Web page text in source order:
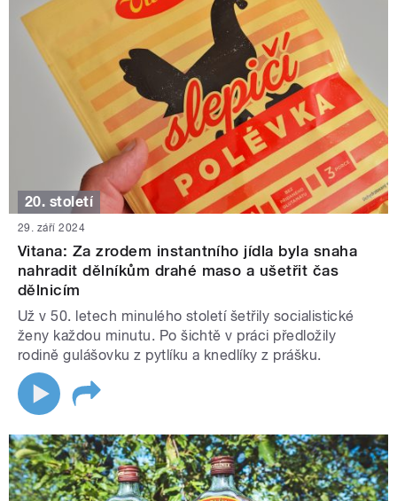
20. století
29. září 2024
Vitana: Za zrodem instantního jídla byla snaha
nahradit dělníkům drahé maso a ušetřit čas
dělnicím
Už v 50. letech minulého století šetřily socialistické
ženy každou minutu. Po šichtě v práci předložily
rodině gulášovku z pytlíku a knedlíky z prášku.